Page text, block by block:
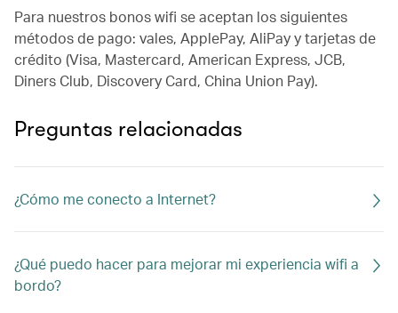
Para nuestros bonos wifi se aceptan los siguientes
métodos de pago: vales, ApplePay, AliPay y tarjetas de
crédito (Visa, Mastercard, American Express, JCB,
Diners Club, Discovery Card, China Union Pay).
Preguntas relacionadas
¿Cómo me conecto a Internet?
¿Qué puedo hacer para mejorar mi experiencia wifi a
bordo?